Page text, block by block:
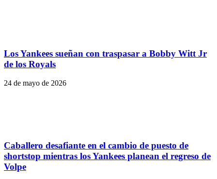
Los Yankees sueñan con traspasar a Bobby Witt Jr
de los Royals
24 de mayo de 2026
Caballero desafiante en el cambio de puesto de
shortstop mientras los Yankees planean el regreso de
Volpe